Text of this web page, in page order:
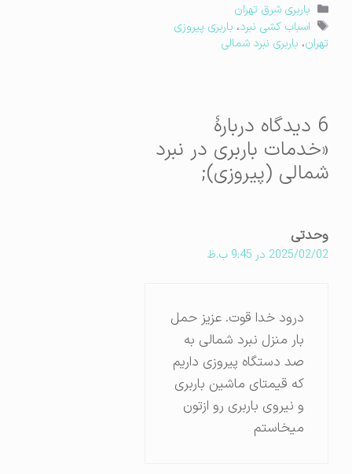
دسته‌ها
باربری شرق تهران
برچسب‌ها
اسباب کشی نبرد، باربری پیروزی
،باربری نبرد شمالی
6 دیدگاه دربارهٔ
«خدمات باربری در نبرد
شمالی (پیروزی);
وحدتی
2025/02/02 در 9:45 ب.ظ
درود خدا قوت. عزیز حمل
بار منزل نبرد شمالی به
صد دستگاه پیروزی داریم
که قیمتای ماشین باربری
و نیروی باربری رو ازتون
میخاستم